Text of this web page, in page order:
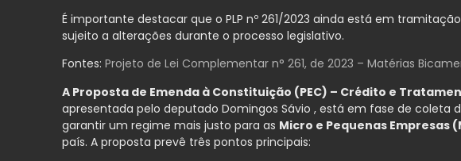
É importante destacar que o PLP nº 261/2023 ainda está em
sujeito a alterações durante o processo legislativo.
Fontes: Projeto de Lei Complementar n° 261, de 2023 – Matérias
A Proposta de Emenda à Constituição (PEC) – Crédito e
apresentada pelo deputado Domingos Sávio , está em fase de coleta
garantir um regime mais justo para as Micro e Pequenas Empresas
país. A proposta prevê três pontos principais: